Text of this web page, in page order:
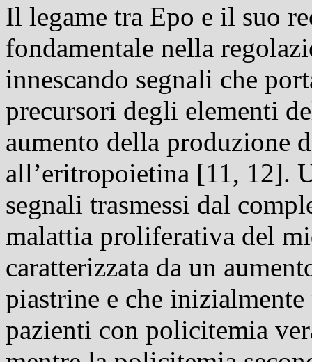
Il legame tra Epo e il suo
fondamentale nella
innescando segnali che
precursori degli elementi
aumento della produzione
all’eritropoietina [11, 12].
segnali trasmessi dal
malattia proliferativa del
caratterizzata da un
piastrine e che
pazienti con policitemia